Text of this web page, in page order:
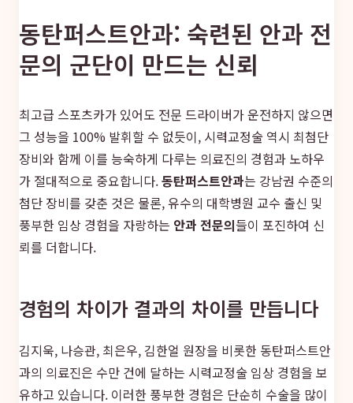
동탄퍼스트안과: 숙련된 안과 전
문의 군단이 만드는 신뢰
최고급 스포츠카가 있어도 전문 드라이버가 운전하지 않으면
그 성능을 100% 발휘할 수 없듯이, 시력교정술 역시 최첨단
장비와 함께 이를 능숙하게 다루는 의료진의 경험과 노하우
가 절대적으로 중요합니다.동탄퍼스트안과는 강남권 수준의
첨단 장비를 갖춘 것은 물론, 유수의 대학병원 교수 출신 및
풍부한 임상 경험을 자랑하는 안과 전문의들이 포진하여 신
뢰를 더합니다.
경험의 차이가 결과의 차이를 만듭니다
김지욱, 나승관, 최은우, 김한얼 원장을 비롯한 동탄퍼스트안
과의 의료진은 수만 건에 달하는 시력교정술 임상 경험을 보
유하고 있습니다. 이러한 풍부한 경험은 단순히 수술을 많이